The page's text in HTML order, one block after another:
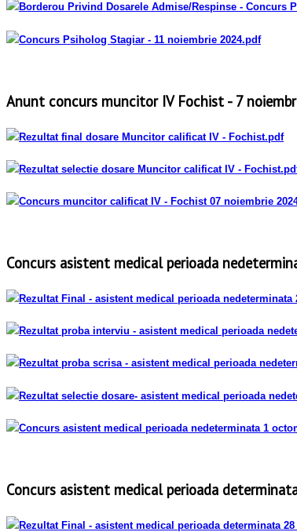
Borderou Privind Dosarele Admise/Respinse - Concurs
Concurs Psiholog Stagiar - 11 noiembrie 2024.pdf
Anunt concurs muncitor IV Fochist - 7
Rezultat final dosare Muncitor calificat IV - Fochist.pdf
Rezultat selectie dosare Muncitor calificat IV - Fochist
Concurs muncitor calificat IV - Fochist 07 noiembrie
Concurs asistent medical perioada
Rezultat Final - asistent medical perioada nedeterminata
Rezultat proba interviu - asistent medical perioada
Rezultat proba scrisa - asistent medical perioada
Rezultat selectie dosare- asistent medical perioada
Concurs asistent medical perioada nedeterminata 1
Concurs asistent medical perioada
Rezultat Final - asistent medical perioada determinata